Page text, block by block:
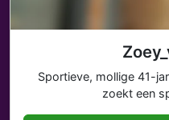
Sportieve, mollige 41-
zoekt een